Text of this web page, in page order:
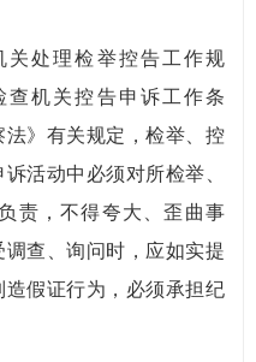
处理检举控告工作规
查机关控告申诉工作条
》有关规定，检举、控
活动中必须对所检举、
责，不得夸大、歪曲事
查、询问时，应如实提
假证行为，必须承担纪